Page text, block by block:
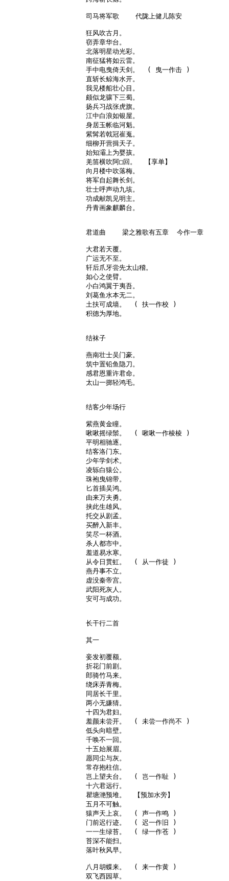
司马将军歌    代陇上健儿陈安
狂风吹古月。
窃弄章华台。
北落明星动光彩。
南征猛将如云雷。
手中电曳倚天剑。  ( 曳一作击 )
直斩长鲸海水开。
我见楼船壮心目。
颇似龙骧下三蜀。
扬兵习战张虎旗。
江中白浪如银屋。
身居玉帐临河魁。
紫髯若戟冠崔嵬。
细柳开营揖天子。
始知灞上为婴孩。
羌笛横吹阿□回。  【享单】
向月楼中吹落梅。
将军自起舞长剑。
壮士呼声动九垓。
功成献凯见明主。
丹青画象麒麟台。
君道曲    梁之雅歌有五章  今作一章
大君若天覆。
广运无不至。
轩后爪牙尝先太山稽。
如心之使臂。
小白鸿翼于夷吾。
刘葛鱼水本无二。
土扶可成墙。  ( 扶一作校 )
积德为厚地。
结袜子
燕南壮士吴门豪。
筑中置铅鱼隐刀。
感君恩重许君命。
太山一掷轻鸿毛。
结客少年场行
紫燕黄金瞳。
啾啾摇绿鬃。  ( 啾啾一作棱棱 )
平明相驰逐。
结客洛门东。
少年学剑术。
凌轹白猿公。
珠袍曳锦带。
匕首插吴鸿。
由来万夫勇。
挟此生雄风。
托交从剧孟。
买醉入新丰。
笑尽一杯酒。
杀人都市中。
羞道易水寒。
从令日贯虹。  ( 从一作徒 )
燕丹事不立。
虚没秦帝宫。
武阳死灰人。
安可与成功。
长干行二首
其一
妾发初覆额。
折花门前剧。
郎骑竹马来。
绕床弄青梅。
同居长干里。
两小无嫌猜。
十四为君妇。
羞颜未尝开。  ( 未尝一作尚不 )
低头向暗壁。
千唤不一回。
十五始展眉。
愿同尘与灰。
常存抱柱信。
岂上望夫台。  ( 岂一作耻 )
十六君远行。
瞿塘滟预堆。  【预加水旁】
五月不可触。
猿声天上哀。  ( 声一作鸣 )
门前迟行迹。  ( 迟一作旧 )
一一生绿苔。  ( 绿一作苍 )
苔深不能扫。
落叶秋风早。
八月胡蝶来。  ( 来一作黄 )
双飞西园草。